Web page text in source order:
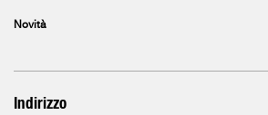
Novità
Indirizzo